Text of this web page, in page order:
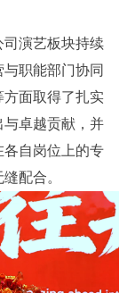
演艺板块持续
职能部门协同
面取得了扎实
卓越贡献，并
自岗位上的专
配合。